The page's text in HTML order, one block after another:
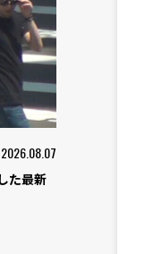
2026.08.07
た最新